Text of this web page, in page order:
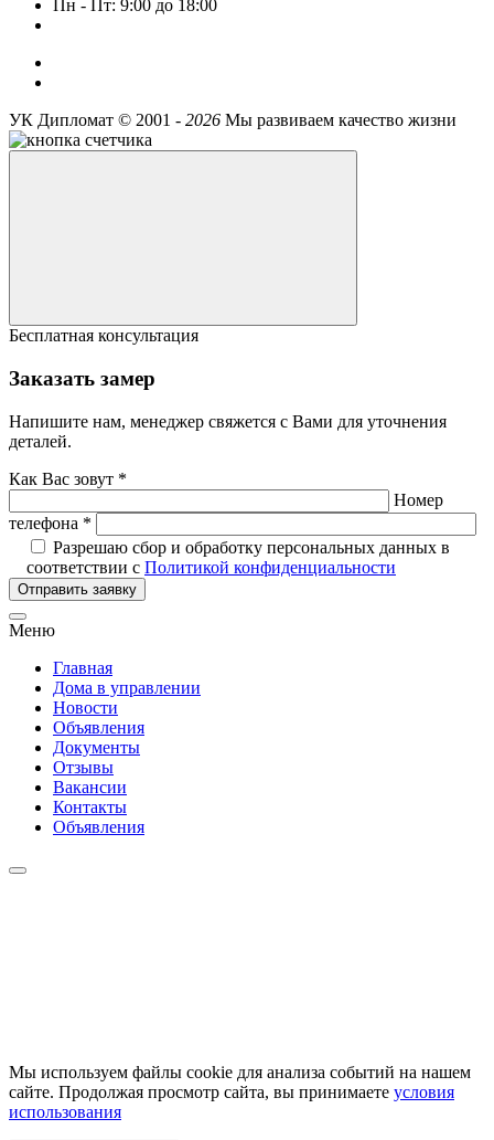
Пн - Пт: 9:00 до 18:00
УК Дипломат © 2001 - 2026 Мы развиваем качество жизни
Бесплатная консультация
Заказать замер
Напишите нам, менеджер свяжется с Вами для уточнения
деталей.
Как Вас зовут *
Номер
телефона *
Разрешаю сбор и обработку персональных данных в
соответствии с Политикой конфиденциальности
Отправить заявку
Меню
Главная
Дома в управлении
Новости
Объявления
Документы
Отзывы
Вакансии
Контакты
Объявления
Мы используем файлы cookie для анализа событий на нашем
сайте. Продолжая просмотр сайта, вы принимаете условия
использования